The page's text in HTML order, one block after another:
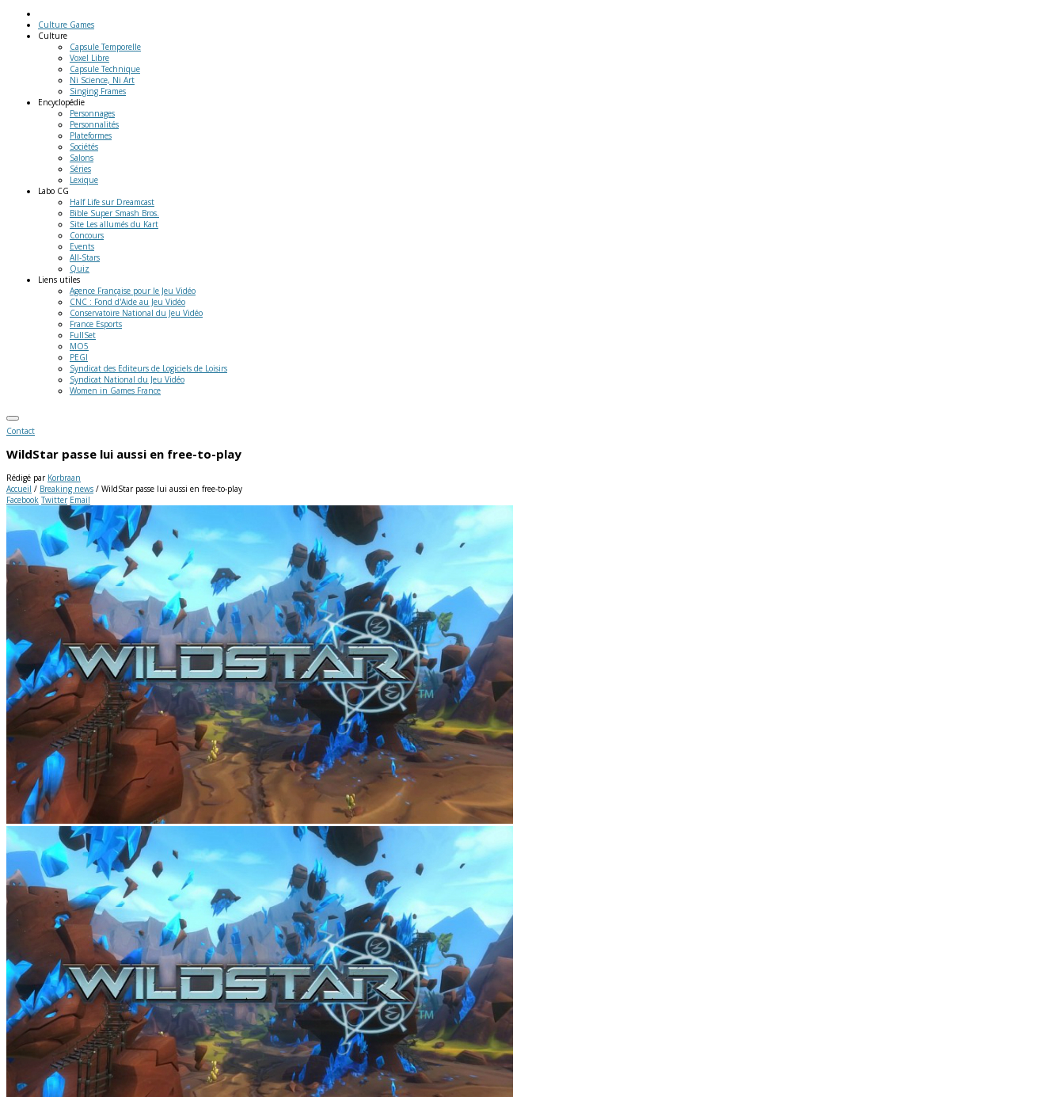
Culture Games
Culture
Capsule Temporelle
Voxel Libre
Capsule Technique
Ni Science, Ni Art
Singing Frames
Encyclopédie
Personnages
Personnalités
Plateformes
Sociétés
Salons
Séries
Lexique
Labo CG
Half Life sur Dreamcast
Bible Super Smash Bros.
Site Les allumés du Kart
Concours
Events
All-Stars
Quiz
Liens utiles
Agence Française pour le Jeu Vidéo
CNC : Fond d'Aide au Jeu Vidéo
Conservatoire National du Jeu Vidéo
France Esports
FullSet
MO5
PEGI
Syndicat des Editeurs de Logiciels de Loisirs
Syndicat National du Jeu Vidéo
Women in Games France
Contact
WildStar passe lui aussi en free-to-play
Rédigé par Korbraan
Accueil / Breaking news / WildStar passe lui aussi en free-to-play
Facebook Twitter Email